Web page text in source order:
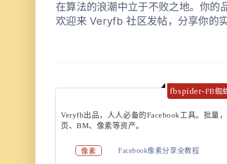
在算法的浪潮中立于不败之地。你的
欢迎来 Veryfb 社区发帖，分享你的
fbspider-FB蜘
Veryfb出品，人人必备的Facebook工具。批量
页、BM、像素等资产。
像素 Facebook像素分享全教程